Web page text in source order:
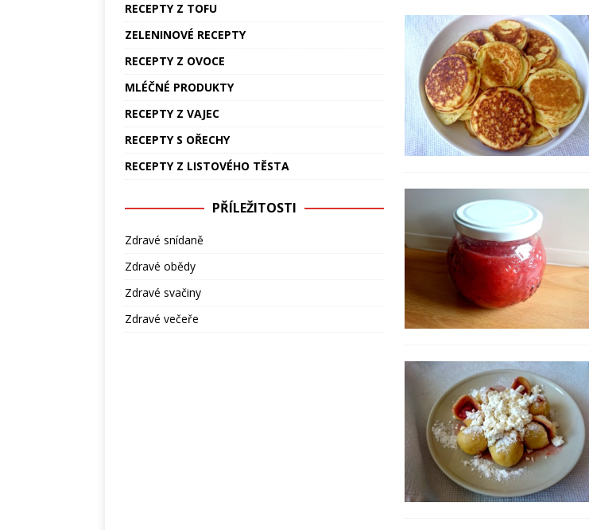
RECEPTY Z TOFU
ZELENINOVÉ RECEPTY
RECEPTY Z OVOCE
MLÉČNÉ PRODUKTY
RECEPTY Z VAJEC
RECEPTY S OŘECHY
RECEPTY Z LISTOVÉHO TĚSTA
PŘÍLEŽITOSTI
Zdravé snídaně
Zdravé obědy
Zdravé svačiny
Zdravé večeře